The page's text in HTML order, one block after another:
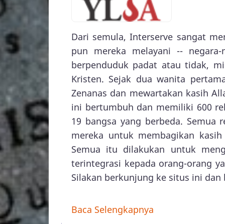
Dari semula, Interserve sangat
pun mereka melayani --
berpenduduk padat atau tidak,
Kristen. Sejak dua wanita
Zenanas dan mewartakan kasih
ini bertumbuh dan memiliki 600
19 bangsa yang berbeda. Semua
mereka untuk membagikan
Semua itu dilakukan untuk
terintegrasi kepada orang-orang
Silakan berkunjung ke situs ini
Baca Selengkapnya